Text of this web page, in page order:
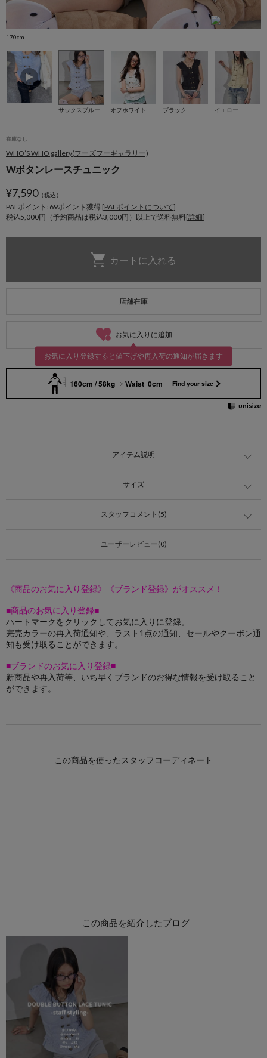
170cm
サックスブルー オフホワイト ブラック イエロー
在庫なし
WHO’S WHO gallery(フーズフーギャラリー)
Wボタンレースチュニック
¥7,590（税込）
PALポイント: 69ポイント獲得 [PALポイントについて]
税込5,000円（予約商品は税込3,000円）以上で送料無料[詳細]
店舗在庫
お気に入りに追加
お気に入り登録すると値下げや再入荷の通知が届きます
160cm / 58kg Waist 0cm Find your size
アイテム説明
サイズ
スタッフコメント(5)
ユーザーレビュー(0)
《商品のお気に入り登録》《ブランド登録》がオススメ！
■商品のお気に入り登録■
ハートマークをクリックしてお気に入りに登録。
完売カラーの再入荷通知や、ラスト1点の通知、セールやクーポン通
知も受け取ることができます。
■ブランドのお気に入り登録■
新商品や再入荷等、いち早くブランドのお得な情報を受け取ること
ができます。
この商品を紹介したブログ